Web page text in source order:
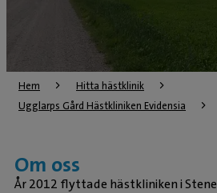
Hem
Hitta hästklinik
Ugglarps Gård Hästkliniken Evidensia
Om oss
År 2012 flyttade hästkliniken i